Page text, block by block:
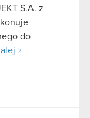
S.A. z
do